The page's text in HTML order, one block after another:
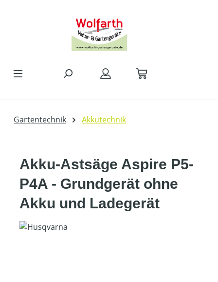
Gartentechnik Akkutechnik
Akku-Astsäge Aspire P5-
P4A - Grundgerät ohne
Akku und Ladegerät